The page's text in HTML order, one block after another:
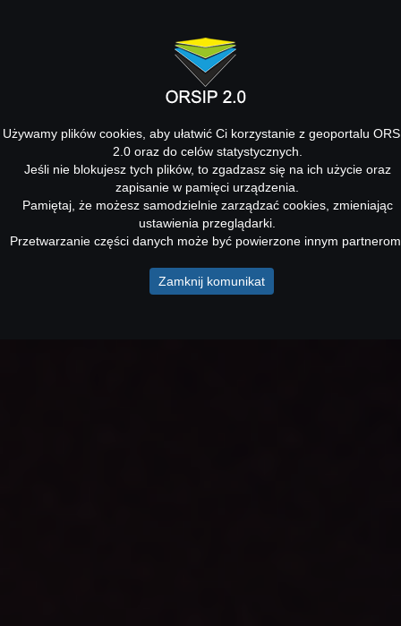
Używamy plików cookies, aby ułatwić Ci korzystanie z geoportalu
2.0 oraz do celów statystycznych.
Jeśli nie blokujesz tych plików, to zgadzasz się na ich użycie oraz
zapisanie w pamięci urządzenia.
Pamiętaj, że możesz samodzielnie zarządzać cookies, zmieniając
ustawienia przeglądarki.
Przetwarzanie części danych może być powierzone innym
Zamknij komunikat